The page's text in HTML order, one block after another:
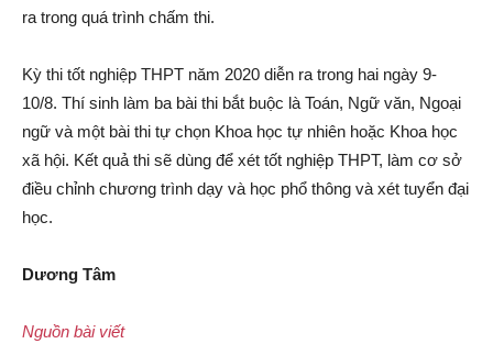
ra trong quá trình chấm thi.
Kỳ thi tốt nghiệp THPT năm 2020 diễn ra trong hai ngày 9-
10/8. Thí sinh làm ba bài thi bắt buộc là Toán, Ngữ văn, Ngoại
ngữ và một bài thi tự chọn Khoa học tự nhiên hoặc Khoa học
xã hội. Kết quả thi sẽ dùng để xét tốt nghiệp THPT, làm cơ sở
điều chỉnh chương trình dạy và học phổ thông và xét tuyển đại
học.
Dương Tâm
Nguồn bài viết